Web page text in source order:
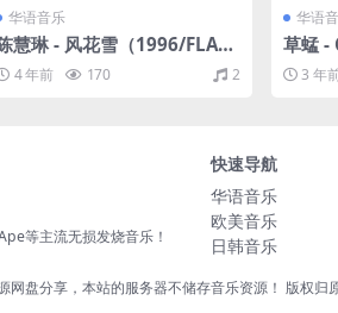
华语音乐
慧琳 - 风花雪（1996/FLAC/
轨/241M）
4 年前 170 2
华语
草蜢 -
分轨/
3 年
等主流无损发烧音乐！
快速导航
华语音乐
欧美音乐
日韩音乐
网盘分享，本站的服务器不储存音乐资源！ 版权